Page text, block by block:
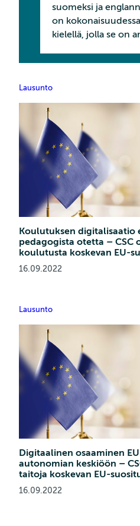
suomeksi ja
on
kielellä, jolla se on
Lausunto
Koulutuksen digitalisaatio
pedagogista otetta – CSC
koulutusta koskevan EU-
16.09.2022
Lausunto
Digitaalinen osaaminen
autonomian keskiöön –
taitoja koskevan EU-
16.09.2022